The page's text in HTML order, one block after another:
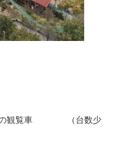
態の観覧車 （台数少